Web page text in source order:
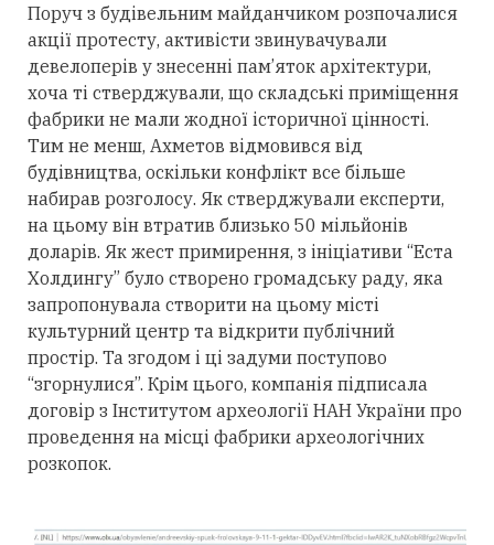
Поруч з будівельним майданчиком розпочалися
акції протесту, активісти звинувачували
девелоперів у знесенні пам’яток архітектури,
хоча ті стверджували, що складські приміщення
фабрики не мали жодної історичної цінності.
Тим не менш, Ахметов відмовився від
будівництва, оскільки конфлікт все більше
набирав розголосу. Як стверджували експерти,
на цьому він втратив близько 50 мільйонів
доларів. Як жест примирення, з ініціативи “Еста
Холдингу” було створено громадську раду, яка
запропонувала створити на цьому місті
культурний центр та відкрити публічний
простір. Та згодом і ці задуми поступово
“згорнулися”. Крім цього, компанія підписала
договір з Інститутом археології НАН України про
проведення на місці фабрики археологічних
розкопок.